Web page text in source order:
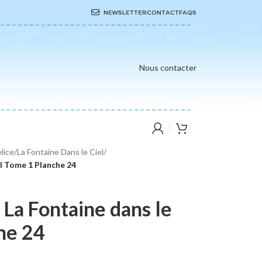
NEWSLETTERCONTACTFAQS
Nous contacter
/La Fontaine Dans le Ciel/
Tome 1 Planche 24
Fontaine dans le
24